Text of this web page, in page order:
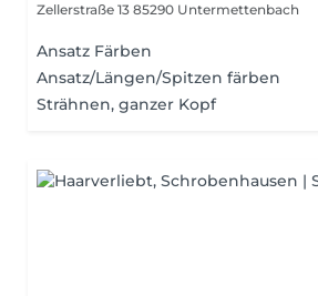
Zellerstraße 13 85290 Untermettenbach
Ansatz Färben
Ansatz/Längen/Spitzen färben
Strähnen, ganzer Kopf